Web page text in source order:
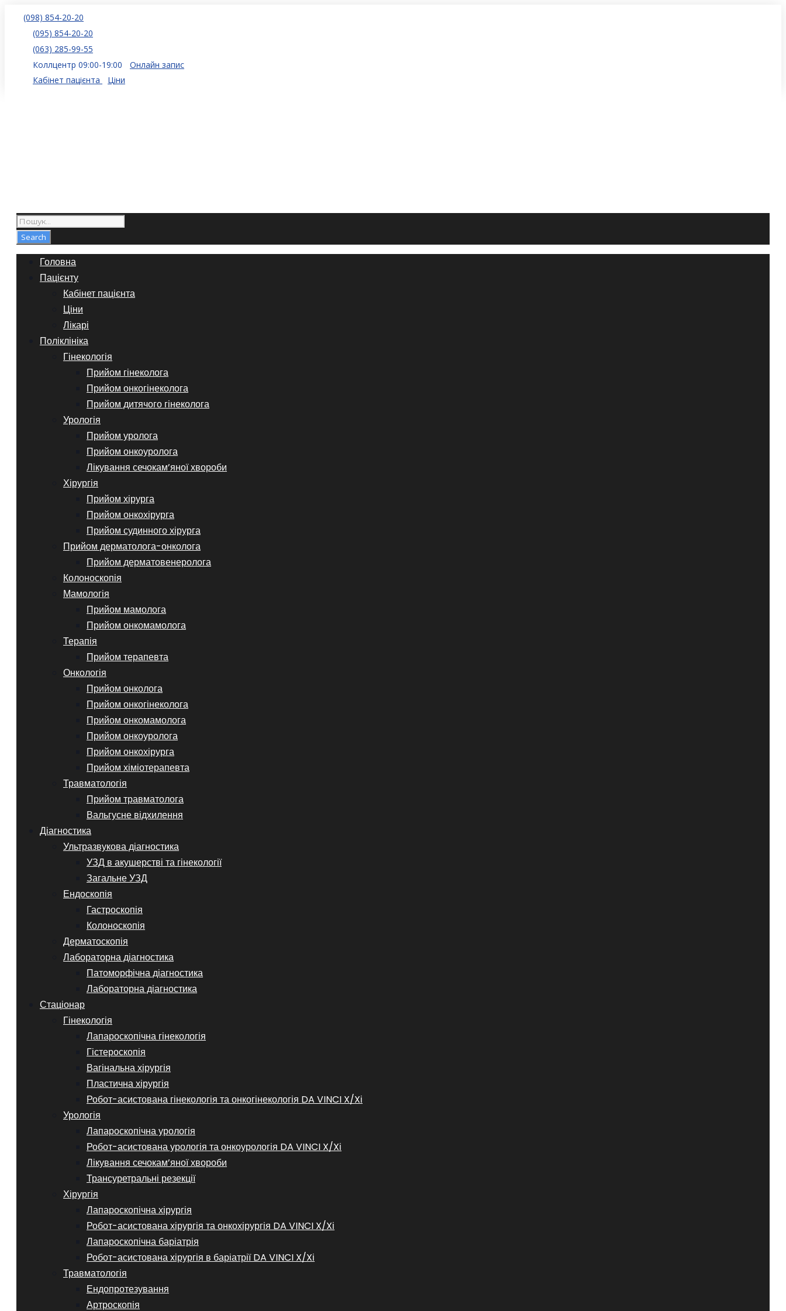
(098) 854-20-20
(095) 854-20-20
(063) 285-99-55
Коллцентр 09:00-19:00
Онлайн запис
Кабінет пацієнта
Ціни
Головна
Пацієнту
Кабінет пацієнта
Ціни
Лікарі
Поліклініка
Гінекологія
Прийом гінеколога
Прийом онкогінеколога
Прийом дитячого гінеколога
Урологія
Прийом уролога
Прийом онкоуролога
Лікування сечокам’яної хвороби
Хірургія
Прийом хірурга
Прийом онкохірурга
Прийом судинного хірурга
Прийом дерматолога-онколога
Прийом дерматовенеролога
Колоноскопія
Мамологія
Прийом мамолога
Прийом онкомамолога
Терапія
Прийом терапевта
Онкологія
Прийом онколога
Прийом онкогінеколога
Прийом онкомамолога
Прийом онкоуролога
Прийом онкохірурга
Прийом хіміотерапевта
Травматологія
Прийом травматолога
Вальгусне відхилення
Діагностика
Ультразвукова діагностика
УЗД в акушерстві та гінекології
Загальне УЗД
Ендоскопія
Гастроскопія
Колоноскопія
Дерматоскопія
Лабораторна діагностика
Патоморфічна діагностика
Лабораторна діагностика
Стаціонар
Гінекологія
Лапароскопічна гінекологія
Гістероскопія
Вагінальна хірургія
Пластична хірургія
Робот-асистована гінекологія та онкогінекологія DA VINCI X/Xі
Урологія
Лапароскопічна урологія
Робот-асистована урологія та онкоурологія DA VINCI X/Xі
Лікування сечокам’яної хвороби
Трансуретральні резекції
Хірургія
Лапароскопічна хірургія
Робот-асистована хірургія та онкохірургія DA VINCI X/Xі
Лапароскопічна баріатрія
Робот-асистована хірургія в баріатрії DA VINCI X/Xі
Травматологія
Ендопротезування
Артроскопія